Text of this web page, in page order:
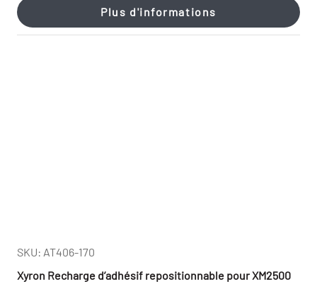
Plus d'informations
SKU: AT406-170
Xyron Recharge d’adhésif repositionnable pour XM2500